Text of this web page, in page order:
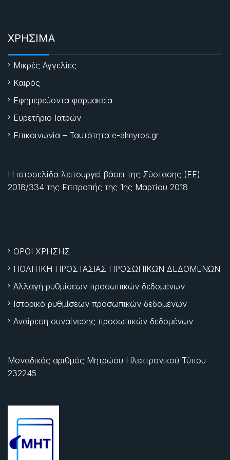
ΧΡΗΣΙΜΑ
Μικρές Αγγελίες
Καιρός
Εφημερεύοντα φαρμακεία
Ευρετήριο Ιατρών
Επικοινωνία – Ταυτότητα e-almyros.gr
Η ιστοσελίδα λειτουργεί βάσει της Σύστασης (ΕΕ)
2018/334 της Επιτροπής της 1ης Μαρτίου 2018
ΟΡΟΙ ΧΡΗΣΗΣ
ΠΟΛΙΤΙΚΗ ΠΡΟΣΤΑΣΙΑΣ ΠΡΟΣΩΠΙΚΩΝ ΔΕΔΟΜΕΝΩΝ
Αλλαγή ρυθμίσεων προσωπικών δεδομένων
Ιστορικό ρυθμίσεων προσωπικών δεδομένων
Αναίρεση συναίνεσης προσωπικών δεδομένων
Μοναδικός αριθμός Μητρώου Ηλεκτρονικού Τύπου
232245